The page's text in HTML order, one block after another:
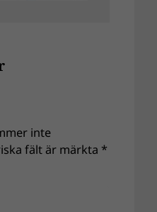
inte
fält är märkta *